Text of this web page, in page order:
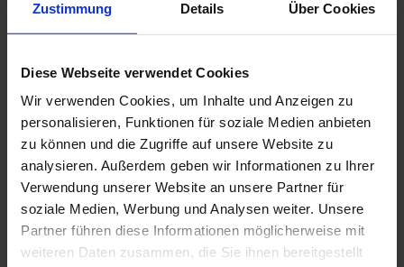
Zustimmung Details Über Cookies
Diese Webseite verwendet Cookies
Wir verwenden Cookies, um Inhalte und Anzeigen zu
personalisieren, Funktionen für soziale Medien anbieten
zu können und die Zugriffe auf unsere Website zu
analysieren. Außerdem geben wir Informationen zu Ihrer
Verwendung unserer Website an unsere Partner für
soziale Medien, Werbung und Analysen weiter. Unsere
Partner führen diese Informationen möglicherweise mit
weiteren Daten zusammen, die Sie ihnen bereitgestellt
l
r
w
e
i
s
u
n
g
:
G
e
Telefon / Handy
Gewünschte Überweisung:
Für Überweisungen benötigen wir die Fachrichtung und den